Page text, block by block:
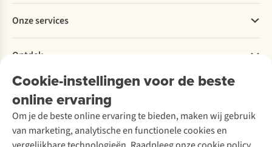
Cookie-instellingen voor de beste
online ervaring
Om je de beste online ervaring te bieden, maken wij gebruik
van marketing, analytische en functionele cookies en
Betalen
Levering
Retourneren
Bestelling herroepen
Garantie
Contact
Explore More
Verantwoord ondernemen
Over Ayacucho
Onze winkels
Over A.S.Adventure
Toegankelijkheidsverklaring
Onze services
Ski-onderhoud
Wasservice
Schoenonderhoud
Schoenherstelling
Kledingherstelling
Ontdek
A.S.Magazine
Podcast
Explore Academy
Explore Camp
Gear Check
Meld je aan voor de nieuwsbrief